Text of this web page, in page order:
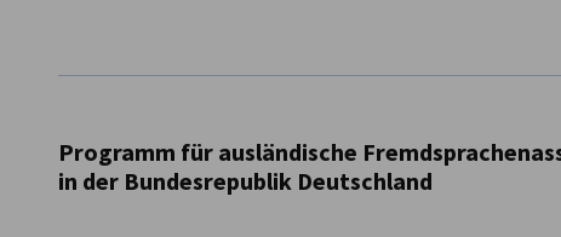
(dotted line: Commercial Director Europe)
Programm für ausländische
in der Bundesrepublik Deutschland